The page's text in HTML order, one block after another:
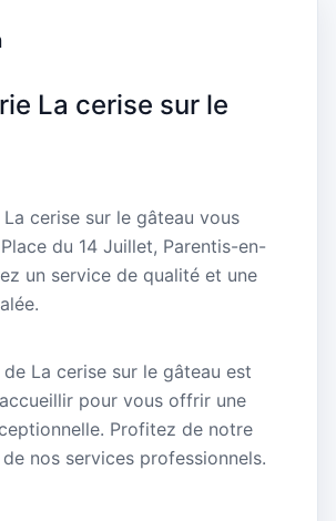
La cerise sur le
cerise sur le gâteau vous
du 14 Juillet, Parentis-en-
un service de qualité et une
La cerise sur le gâteau est
pour vous offrir une
Profitez de notre
nos services professionnels.